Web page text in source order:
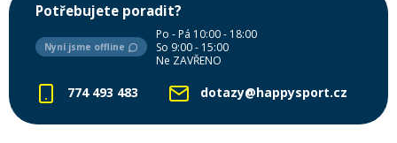
Potřebujete poradit?
Nyní jsme offline
Po - Pá 10:00 - 18:00
So 9:00 - 15:00
Ne ZAVŘENO
774 493 483 dotazy@happysport.cz